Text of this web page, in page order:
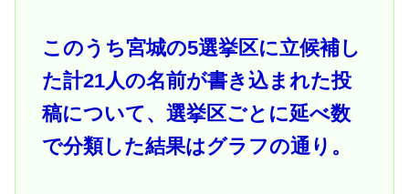
このうち宮城の5選挙区に立候補し
た計21人の名前が書き込まれた投
稿について、選挙区ごとに延べ数
で分類した結果はグラフの通り。